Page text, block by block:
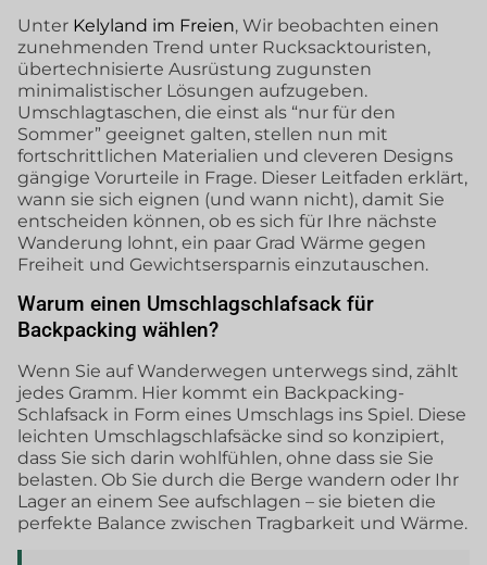
Unter Kelyland im Freien, Wir beobachten einen
zunehmenden Trend unter Rucksacktouristen,
übertechnisierte Ausrüstung zugunsten
minimalistischer Lösungen aufzugeben.
Umschlagtaschen, die einst als “nur für den
Sommer” geeignet galten, stellen nun mit
fortschrittlichen Materialien und cleveren Designs
gängige Vorurteile in Frage. Dieser Leitfaden erklärt,
wann sie sich eignen (und wann nicht), damit Sie
entscheiden können, ob es sich für Ihre nächste
Wanderung lohnt, ein paar Grad Wärme gegen
Freiheit und Gewichtsersparnis einzutauschen.
Warum einen Umschlagschlafsack für
Backpacking wählen?
Wenn Sie auf Wanderwegen unterwegs sind, zählt
jedes Gramm. Hier kommt ein Backpacking-
Schlafsack in Form eines Umschlags ins Spiel. Diese
leichten Umschlagschlafsäcke sind so konzipiert,
dass Sie sich darin wohlfühlen, ohne dass sie Sie
belasten. Ob Sie durch die Berge wandern oder Ihr
Lager an einem See aufschlagen – sie bieten die
perfekte Balance zwischen Tragbarkeit und Wärme.